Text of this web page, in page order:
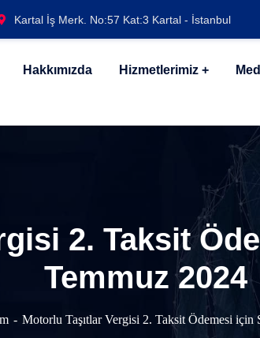
Kartal İş Merk. No:57 Kat:3 Kartal - İstanbul
Hakkımızda Hizmetlerimiz
2. Taksit
Temmuz 2024
Motorlu Taşıtlar Vergisi 2. Taksit Ödemesi için